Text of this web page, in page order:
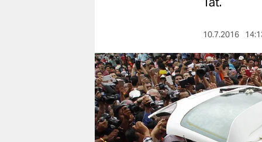
berlin
nord
wahrheit
verlag
10.7.2016